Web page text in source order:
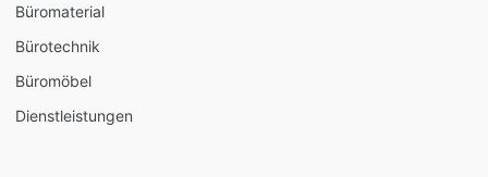
Büromaterial
Bürotechnik
Büromöbel
Dienstleistungen